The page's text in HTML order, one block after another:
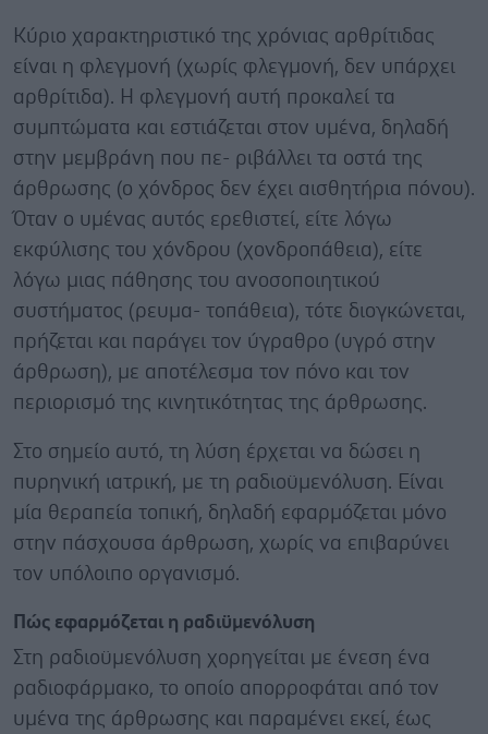
Κύριο χαρακτηριστικό της χρόνιας αρθρίτιδας
είναι η φλεγμονή (χωρίς φλεγμονή, δεν υπάρχει
αρθρίτιδα). Η φλεγμονή αυτή προκαλεί τα
συμπτώματα και εστιάζεται στον υμένα, δηλαδή
στην μεμβράνη που πε- ριβάλλει τα οστά της
άρθρωσης (ο χόνδρος δεν έχει αισθητήρια πόνου).
Όταν ο υμένας αυτός ερεθιστεί, είτε λόγω
εκφύλισης του χόνδρου (χονδροπάθεια), είτε
λόγω μιας πάθησης του ανοσοποιητικού
συστήματος (ρευμα- τοπάθεια), τότε διογκώνεται,
πρήζεται και παράγει τον ύγραθρο (υγρό στην
άρθρωση), με αποτέλεσμα τον πόνο και τον
περιορισμό της κινητικότητας της άρθρωσης.
Στο σημείο αυτό, τη λύση έρχεται να δώσει η
πυρηνική ιατρική, με τη ραδιοϋμενόλυση. Είναι
μία θεραπεία τοπική, δηλαδή εφαρμόζεται μόνο
στην πάσχουσα άρθρωση, χωρίς να επιβαρύνει
τον υπόλοιπο οργανισμό.
Πώς εφαρμόζεται η ραδιϋμενόλυση
Στη ραδιoϋμενόλυση χορηγείται με ένεση ένα
ραδιοφάρμακο, το οποίο απορροφάται από τον
υμένα της άρθρωσης και παραμένει εκεί, έως